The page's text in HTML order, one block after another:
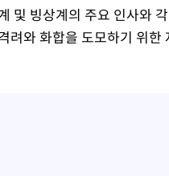
및 빙상계의 주요 인사와
려와 화합을 도모하기 위한